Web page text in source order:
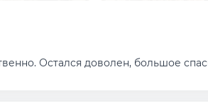
Остался доволен, большое